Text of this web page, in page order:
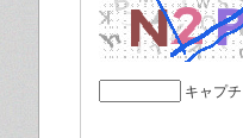
キャプ